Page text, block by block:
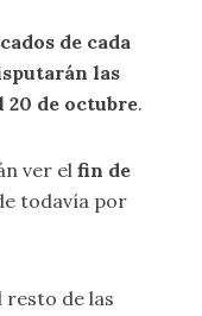
de cada
las
20 de octubre.
ver elfin de
todavía por
resto de las